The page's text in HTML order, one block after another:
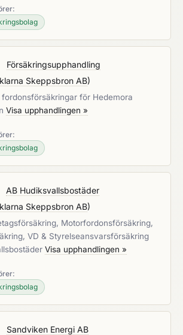
Försäkringsupphandling
Skeppsbron AB)
för Hedemora
Visa upphandlingen »
AB Hudiksvallsbostäder
Skeppsbron AB)
Motorfordonsförsäkring,
VD & Styrelseansvarsförsäkring
Visa upphandlingen »
Sandviken Energi AB